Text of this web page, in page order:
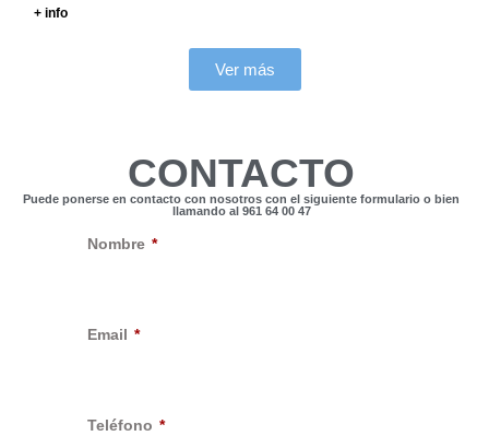
+ info
Ver más
CONTACTO
Puede ponerse en contacto con nosotros con el siguiente formulario o bien
llamando al 961 64 00 47
Nombre
Email
Teléfono